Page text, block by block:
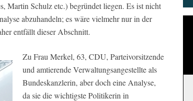
Martin Schulz etc.) begründet liegen. Es ist nicht
abzuhandeln; es wäre vielmehr nur in der
entfällt dieser Abschnitt.
Zu Frau Merkel, 63, CDU, Parteivorsitzende
und amtierende Verwaltungsangestellte als
Bundeskanzlerin, aber doch eine Analyse,
da sie die wichtigste Politikerin in